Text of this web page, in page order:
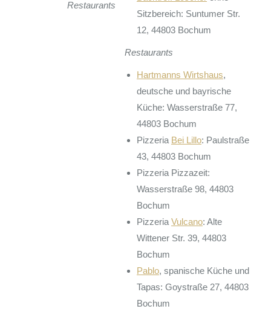
Restaurants
Sitzbereich: Suntumer Str.
12, 44803 Bochum
Restaurants
Hartmanns Wirtshaus,
deutsche und bayrische
Küche: Wasserstraße 77,
44803 Bochum
Pizzeria Bei Lillo: Paulstraße
43, 44803 Bochum
Pizzeria Pizzazeit:
Wasserstraße 98, 44803
Bochum
Pizzeria Vulcano: Alte
Wittener Str. 39, 44803
Bochum
Pablo, spanische Küche und
Tapas: Goystraße 27, 44803
Bochum